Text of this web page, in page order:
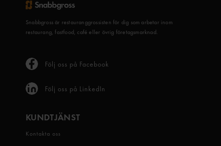
Snabbgross är restauranggrossisten för dig som arbetar inom
restaurang, fastfood, café eller övrig företagsmarknad.
Följ oss på Facebook
Följ oss på LinkedIn
KUNDTJÄNST
Kontakta oss